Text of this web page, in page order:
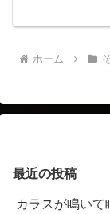
ホーム
最近の投稿
カラスが鳴い